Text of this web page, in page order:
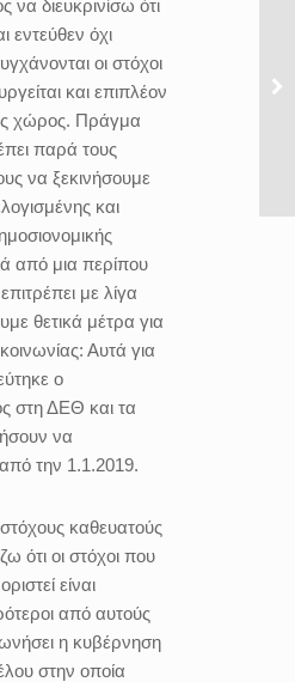
να διευκρινίσω ότι
εντεύθεν όχι
οι στόχοι
και επιπλέον
χώρος. Πράγμα
παρά τους
να ξεκινήσουμε
και
από μια περίπου
με λίγα
θετικά μέτρα για
Αυτά για
ο
στη ΔΕΘ και τα
να
την 1.1.2019.
καθευατούς
ότι οι στόχοι που
είναι
από αυτούς
η κυβέρνηση
στην οποία